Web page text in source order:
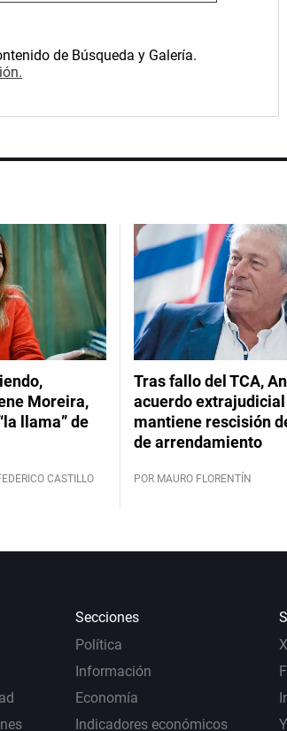
de Búsqueda y Galería.
Moreira,
llama” de
CASTILLO
Tras fallo del TCA,
acuerdo extrajudicial
mantiene rescisión
de arrendamiento
POR MAURO FLORENTÍN
Secciones
Política
Información
Economía
Indicadores económicos
X